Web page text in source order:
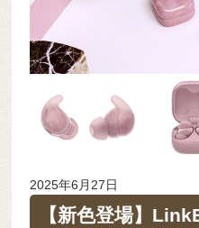
2025年6月27日
【新色登場】